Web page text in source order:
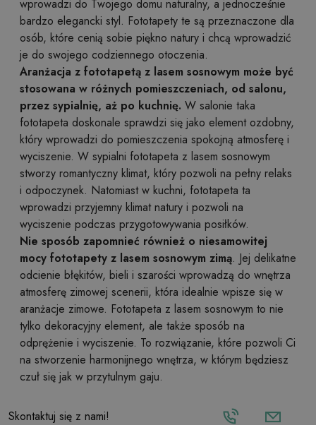
wprowadzi do Twojego domu naturalny, a jednocześnie
bardzo elegancki styl. Fototapety te są przeznaczone dla
osób, które cenią sobie piękno natury i chcą wprowadzić
je do swojego codziennego otoczenia.
Aranżacja z fototapetą z lasem sosnowym może być
stosowana w różnych pomieszczeniach, od salonu,
przez sypialnię, aż po kuchnię. W salonie taka
fototapeta doskonale sprawdzi się jako element ozdobny,
który wprowadzi do pomieszczenia spokojną atmosferę i
wyciszenie. W sypialni fototapeta z lasem sosnowym
stworzy romantyczny klimat, który pozwoli na pełny relaks
i odpoczynek. Natomiast w kuchni, fototapeta ta
wprowadzi przyjemny klimat natury i pozwoli na
wyciszenie podczas przygotowywania posiłków.
Nie sposób zapomnieć również o niesamowitej
mocy fototapety z lasem sosnowym zimą. Jej delikatne
odcienie błękitów, bieli i szarości wprowadzą do wnętrza
atmosferę zimowej scenerii, która idealnie wpisze się w
aranżacje zimowe. Fototapeta z lasem sosnowym to nie
tylko dekoracyjny element, ale także sposób na
odprężenie i wyciszenie. To rozwiązanie, które pozwoli Ci
na stworzenie harmonijnego wnętrza, w którym będziesz
czuł się jak w przytulnym gaju.
Skontaktuj się z nami!